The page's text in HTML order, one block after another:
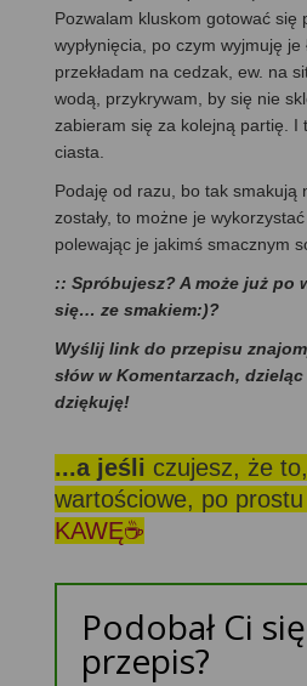
Pozwalam kluskom gotować się
wypłynięcia, po czym wyjmuję je
przekładam na cedzak, ew. na
wodą, przykrywam, by się nie
zabieram się za kolejną partię. I
ciasta.
Podaję od razu, bo tak smakują
zostały, to możne je
polewając je jakimś smacznym
:: Spróbujesz? A może już po
się… ze smakiem:)?
Wyślij link do przepisu
słów w Komentarzach,
dziękuję!
...a jeśli czujesz, że
wartościowe, po prostu
KAWĘ☕
Podobał Ci
przepis?